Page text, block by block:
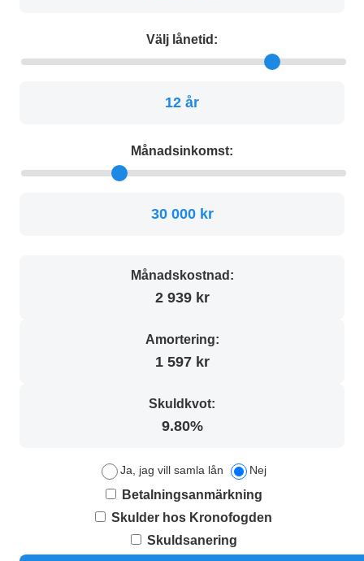
Välj lånetid:
12 år
Månadsinkomst:
30 000 kr
Månadskostnad:
2 939 kr
Amortering:
1 597 kr
Skuldkvot:
9.80%
Ja, jag vill samla lån Nej
Betalningsanmärkning
Skulder hos Kronofogden
Skuldsanering